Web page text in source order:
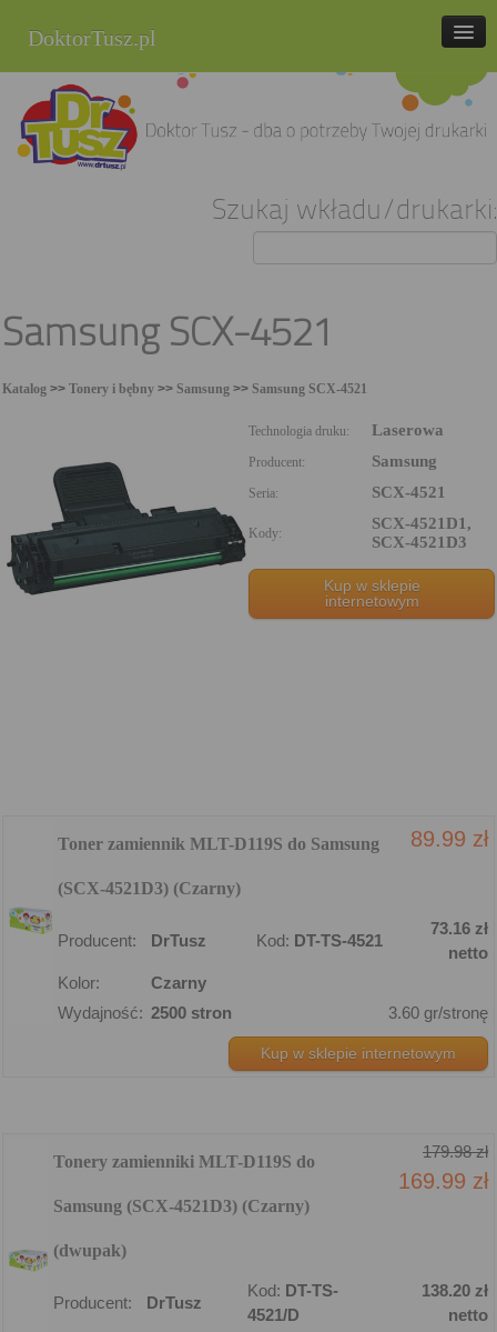
DoktorTusz.pl
tel. 857 337 337
Strona główna
Sklep internetowy
Szukaj wkładu/drukarki:
Samsung SCX-4521
Katalog >> Tonery i bębny >> Samsung >> Samsung SCX-4521
Technologia druku: Laserowa
Producent: Samsung
Seria: SCX-4521
Kody:
SCX-4521D1,
SCX-4521D3
Kup w sklepie
internetowym
Toner zamiennik MLT-D119S do Samsung
(SCX-4521D3) (Czarny)
89.99 zł
Producent: DrTusz Kod: DT-TS-4521
73.16 zł
netto
Kolor:
Czarny
Wydajność: 2500 stron 3.60 gr/stronę
Kup w sklepie internetowym
Tonery zamienniki MLT-D119S do
Samsung (SCX-4521D3) (Czarny)
(dwupak)
179.98 zł
169.99 zł
Producent: DrTusz
Kod: DT-TS-
4521/D
138.20 zł
netto